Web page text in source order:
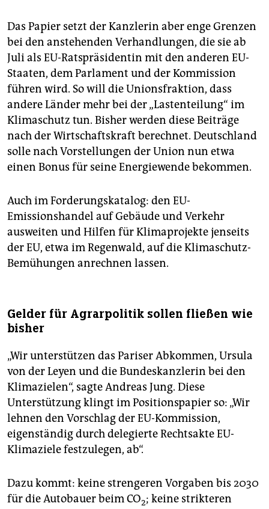
Das Papier setzt der Kanzlerin aber enge Grenzen
bei den anstehenden Verhandlungen, die sie ab
Juli als EU-Ratspräsidentin mit den anderen EU-
Staaten, dem Parlament und der Kommission
führen wird. So will die Unionsfraktion, dass
andere Länder mehr bei der „Lastenteilung“ im
Klimaschutz tun. Bisher werden diese Beiträge
nach der Wirtschaftskraft berechnet. Deutschland
solle nach Vorstellungen der Union nun etwa
einen Bonus für seine Energiewende bekommen.
Auch im Forderungskatalog: den EU-
Emissionshandel auf Gebäude und Verkehr
ausweiten und Hilfen für Klimaprojekte jenseits
der EU, etwa im Regenwald, auf die Klimaschutz-
Bemühungen anrechnen lassen.
Gelder für Agrarpolitik sollen fließen wie
bisher
„Wir unterstützen das Pariser Abkommen, Ursula
von der Leyen und die Bundeskanzlerin bei den
Klimazielen“, sagte Andreas Jung. Diese
Unterstützung klingt im Positionspapier so: „Wir
lehnen den Vorschlag der EU-Kommission,
eigenständig durch delegierte Rechtsakte EU-
Klimaziele festzulegen, ab“.
Dazu kommt: keine strengeren Vorgaben bis 2030
für die Autobauer beim CO2; keine strikteren